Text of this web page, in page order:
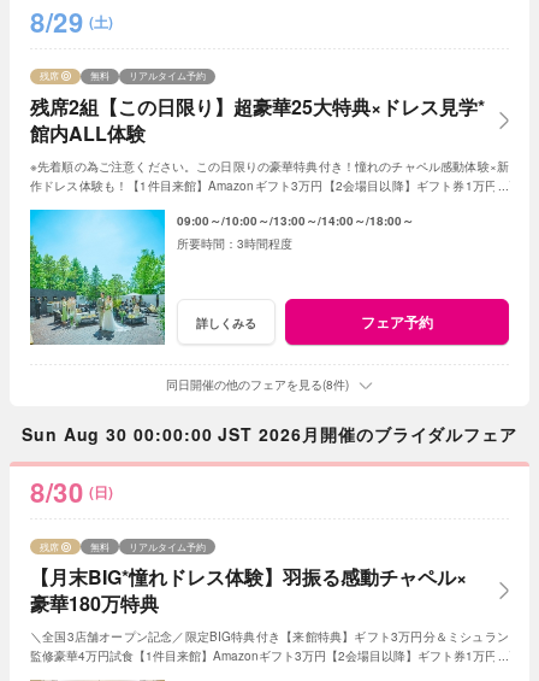
8/29 (土)
残席2組【この日限り】超豪華25大特典×ドレス見学*
館内ALL体験
残席 無料 リアルタイム予約
※先着順の為ご注意ください。この日限りの豪華特典付き！憧れのチャペル感動体験×新
作ドレス体験も！【1件目来館】Amazonギフト3万円【2会場目以降】ギフト券1万円プ
09:00～ 10:00～ 13:00～ 14:00～ 18:00～
3時間程度
詳しくみる フェア予約
同日開催の他のフェアを見る(8件)
Sun Aug 30 00:00:00 JST 2026月開催のブライダルフェア
8/30 (日)
【月末BIG*憧れドレス体験】羽振る感動チャペル×
豪華180万特典
残席 無料 リアルタイム予約
＼全国3店舗オープン記念／限定BIG特典付き【来館特典】ギフト3万円分＆ミシュラン
監修豪華4万円試食【1件目来館】Amazonギフト3万円【2会場目以降】ギフト券1万円プ